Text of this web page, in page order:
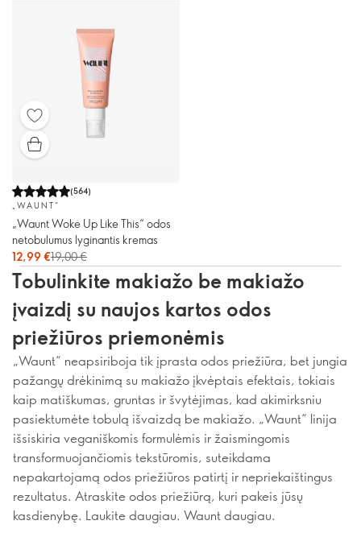
(564)
„WAUNT“
„Waunt Woke Up Like This“ odos
netobulumus lyginantis kremas
12,99 €19,00 €
Tobulinkite makiažo be makiažo
įvaizdį su naujos kartos odos
priežiūros priemonėmis
„Waunt“ neapsiriboja tik įprasta odos priežiūra, bet jungia
pažangų drėkinimą su makiažo įkvėptais efektais, tokiais
kaip matiškumas, gruntas ir švytėjimas, kad akimirksniu
pasiektumėte tobulą išvaizdą be makiažo. „Waunt“ linija
išsiskiria veganiškomis formulėmis ir žaismingomis
transformuojančiomis tekstūromis, suteikdama
nepakartojamą odos priežiūros patirtį ir nepriekaištingus
rezultatus. Atraskite odos priežiūrą, kuri pakeis jūsų
kasdienybę. Laukite daugiau. Waunt daugiau.